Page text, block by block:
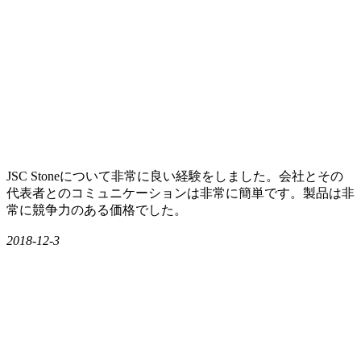
JSC Stoneについて非常に良い経験をしました。会社とその
代表者とのコミュニケーションは非常に簡単です。製品は非
常に競争力のある価格でした。
2018-12-3